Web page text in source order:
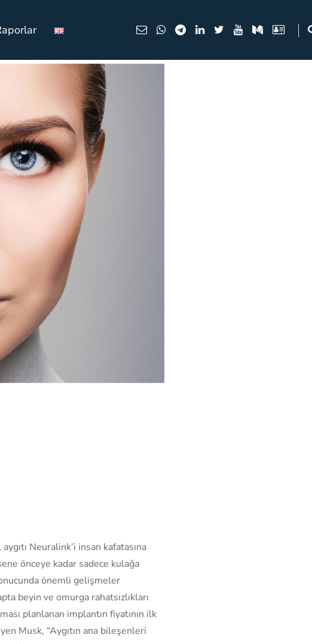
Neuralink’i insan kafatasına
önceye kadar sadece kulağa
önemli gelişmeler
beyin ve omurga rahatsızlıkları
planlanan implantın fiyatının ilk
Musk, “Aygıtın ana bileşenleri